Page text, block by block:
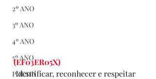
2º ANO
3º ANO
4º ANO
5º ANO
POESIA
(EF03ER05X)
Identificar, reconhecer e respeitar